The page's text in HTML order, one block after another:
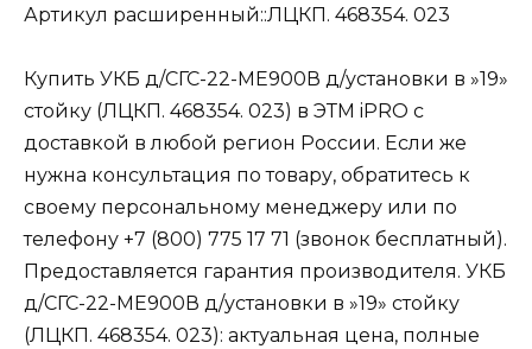
Артикул расширенный::ЛЦКП. 468354. 023
Купить УКБ д/СГС-22-МЕ900В д/установки в »19»
стойку (ЛЦКП. 468354. 023) в ЭТМ iPRO с
доставкой в любой регион России. Если же
нужна консультация по товару, обратитесь к
своему персональному менеджеру или по
телефону +7 (800) 775 17 71 (звонок бесплатный).
Предоставляется гарантия производителя. УКБ
д/СГС-22-МЕ900В д/установки в »19» стойку
(ЛЦКП. 468354. 023): актуальная цена, полные